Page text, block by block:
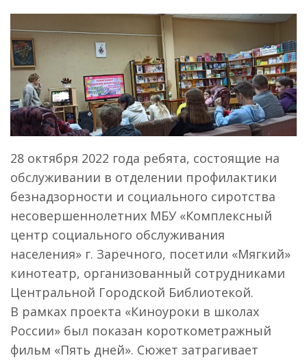
28 октября 2022 года ребята, состоящие на
обслуживании в отделении профилактики
безнадзорности и социального сиротства
несовершеннолетних МБУ «Комплексный
центр социального обслуживания
населения» г. Заречного, посетили «Мягкий»
кинотеатр, организованный сотрудниками
Центральной Городской Библиотекой.
В рамках проекта «Киноуроки в школах
России» был показан короткометражный
фильм «Пять дней». Сюжет затрагивает